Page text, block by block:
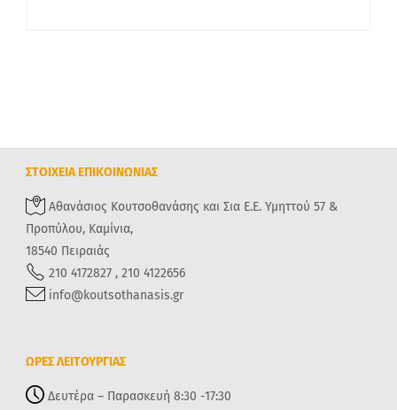
ΣΤΟΙΧΕΙΑ ΕΠΙΚΟΙΝΩΝΙΑΣ
Αθανάσιος Κουτσοθανάσης και Σια Ε.Ε. Υμηττού 57 &
Προπύλου, Καμίνια,
18540 Πειραιάς
210 4172827 , 210 4122656
info@koutsothanasis.gr
ΩΡΕΣ ΛΕΙΤΟΥΡΓΙΑΣ
Δευτέρα – Παρασκευή 8:30 -17:30